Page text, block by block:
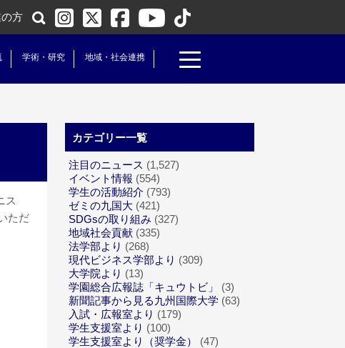
方
学術・研究 地域・社会連携
ス
ただ
カテゴリー一覧
注目のニュース (1,527)
イベント情報 (554)
学生の活動紹介 (793)
ゼミの九国大 (421)
SDGsの取り組み (327)
地域社会貢献 (335)
法学部より (268)
現代ビジネス学部より (309)
大学院より (13)
学園総合広報誌「キュウトビ」
(3)
新聞記事から見る九州国際大学 (63)
入試・広報室より (179)
学生支援室より (100)
学生支援室より（奨学金）
(47)